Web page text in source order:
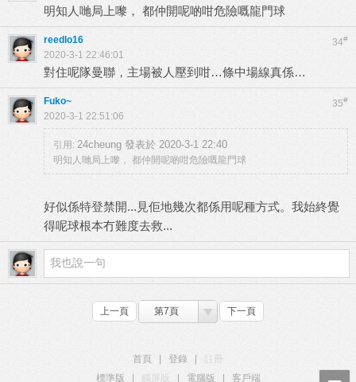
明知人哋局上嚟， 都仲開呢啲咁危險嘅龍門球
34#
reedlo16
2020-3-1 22:46:01
對住呢隊曼聯，主場被人壓到咁…條中場線真係…
35#
Fuko~
2020-3-1 22:51:06
引用: 24cheung 發表於 2020-3-1 22:40
明知人哋局上嚟， 都仲開呢啲咁危險嘅龍門球
好似係特登禁開...見佢地幾次都係用呢種方式。我始終覺
得呢球根本冇難度去救...
上一頁 第7頁 下一頁
首頁 登錄
標準版
觸屏版 電腦版 客戶端